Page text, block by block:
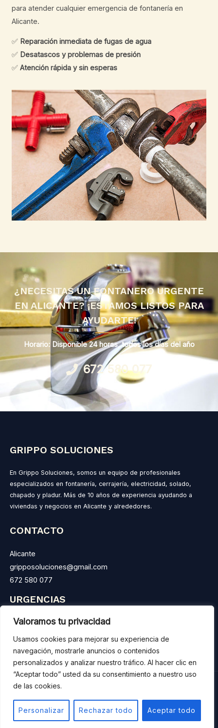
Valoramos tu privacidad
Usamos cookies para mejorar su experiencia de
navegación, mostrarle anuncios o contenidos
personalizados y analizar nuestro tráfico. Al hacer clic en
“Aceptar todo” usted da su consentimiento a nuestro uso
de las cookies.
Personalizar Rechazar todo Aceptar todo
para atender cualquier emergencia de fontanería en
Alicante.
✅ Reparación inmediata de fugas de agua
✅ Desatascos y problemas de presión
✅ Atención rápida y sin esperas
¿NECESITAS UN FONTANERO URGENTE
EN ALICANTE? ¡ESTAMOS LISTOS PARA
AYUDARTE!
Horario: Disponible 24 horas, todos los días del año
672 580 077
GRIPPO SOLUCIONES
En Grippo Soluciones, somos un equipo de profesionales
especializados en fontanería, cerrajería, electricidad, solado,
chapado y pladur. Más de 10 años de experiencia ayudando a
viviendas y negocios en Alicante y alrededores.
CONTACTO
Alicante
gripposoluciones@gmail.com
672 580 077
URGENCIAS
LLámanos las 24 horas del día y te atenderemos.
Atendemos urgencias con rapidez y profesionalidad.
Copyright 2025 © GrippoSoluciones |